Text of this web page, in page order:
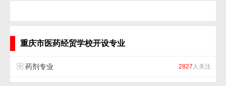
重庆市医药经贸学校开设专业
药剂专业 2827 人关注